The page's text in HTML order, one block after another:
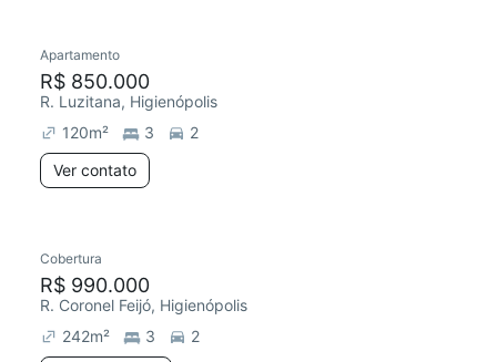
Apartamento
R$ 850.000
R. Luzitana, Higienópolis
120m² 3
2
Ver contato
Cobertura
R$ 990.000
R. Coronel Feijó, Higienópolis
242m² 3
2